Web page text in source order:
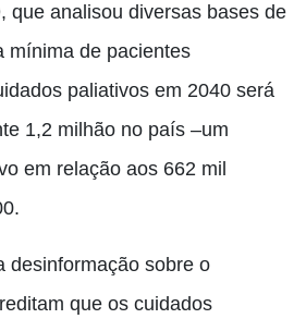
que analisou diversas bases de
mínima de pacientes
paliativos em 2040 será
1,2 milhão no país –um
em relação aos 662 mil
desinformação sobre o
que os cuidados